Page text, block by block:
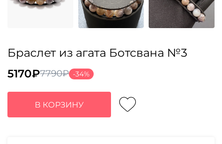
Браслет из агата Ботсвана №3
7790₽
Первоначальная
цена
составляла
7790₽.
5170₽
Текущая
цена:
5170₽.
-34%
В КОРЗИНУ